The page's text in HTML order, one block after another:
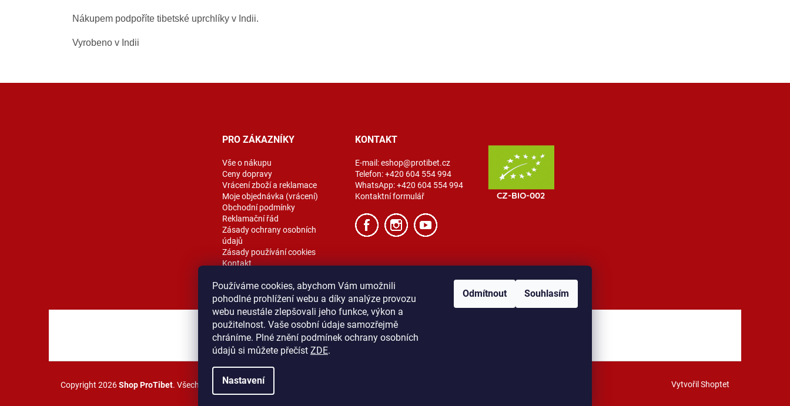
Používáme cookies, abychom Vám umožnili
pohodlné prohlížení webu a díky analýze provozu
webu neustále zlepšovali jeho funkce, výkon a
použitelnost. Vaše osobní údaje samozřejmě
chráníme. Plné znění podmínek ochrany osobních
údajů si můžete přečíst ZDE.
Nastavení
Odmítnout Souhlasím
Nákupem podpoříte tibetské uprchlíky v Indii.
Vyrobeno v Indii
PRO ZÁKAZNÍKY
Vše o nákupu
Ceny dopravy
Vrácení zboží a reklamace
Moje objednávka (vrácení)
Obchodní podmínky
Reklamační řád
Zásady ochrany osobních
údajů
Zásady používání cookies
Kontakt
KONTAKT
E-mail:eshop@protibet.cz
Telefon:+420 604 554 994
WhatsApp:+420 604 554 994
Kontaktní formulář
MOST ProTibet Vše o nákupu Obchodní podmínky
Vytvořil Shoptet
Copyright 2026Shop ProTibet. Všechna práva vyhrazena.